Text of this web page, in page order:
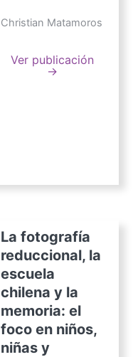
Christian Matamoros
Ver publicación
→
La fotografía
reduccional, la
escuela
chilena y la
memoria: el
foco en niños,
niñas y